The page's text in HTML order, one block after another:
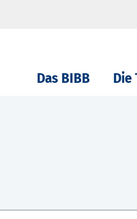
Das BIBB Die